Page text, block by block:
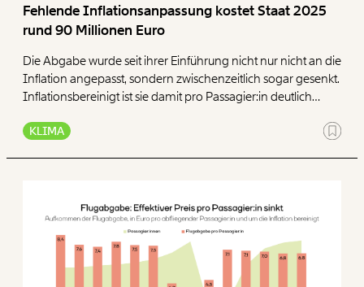
Fehlende Inflationsanpassung kostet Staat 2025
rund 90 Millionen Euro
Die Abgabe wurde seit ihrer Einführung nicht nur nicht an die
Inflation angepasst, sondern zwischenzeitlich sogar gesenkt.
Inflationsbereinigt ist sie damit pro Passagier:in deutlich
klimapolitische Lenkungswirkung wurde damit geschwächt.
KLIMA